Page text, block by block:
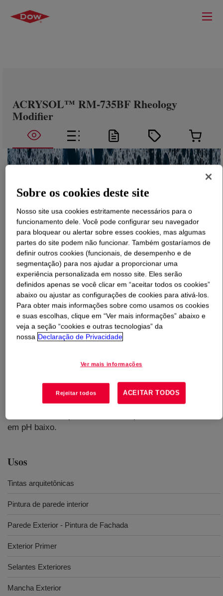
ACRYSOL™ RM-735BF Rheology
Modifier
O que éACRYSOL™ RM-735BF Rheology Modifier
Modificador de Reologia sem biocidas*, sem solventes†
com uretano de óxido de etileno hidrofobicamente
modificado (HEUR) baseado em tecnologia proprietária
para um excelente equilíbrio de propriedades. O
ACRYSOL™ RM-735BF foi projetado como um
construtor eficiente de viscosidade de cisalhamento
médio (KU) para uma variedade de produtos químicos de
cisalhamento, permitindo a redução do nível de uso do
construtor ICI na tinta. Oferece boa resistência ao
escorrimento com excelente fluxo e nivelamento,
facilitando excelentes propriedades de aplicação,
em pH baixo.
Usos
Tintas arquitetônicas
Pintura de parede interior
Parede Exterior - Pintura de Fachada
Exterior Primer
Selantes Exteriores
Mancha Exterior
Sobre os cookies deste site
Nosso site usa cookies estritamente necessários para o
funcionamento dele. Você pode configurar seu navegador
para bloquear ou alertar sobre esses cookies, mas algumas
partes do site podem não funcionar. Também gostaríamos de
definir outros cookies (funcionais, de desempenho e de
segmentação) para nos ajudar a proporcionar uma
experiência personalizada em nosso site. Eles serão
definidos apenas se você clicar em “aceitar todos os cookies”
abaixo ou ajustar as configurações de cookies para ativá-los.
Para obter mais informações sobre como usamos os cookies
e suas escolhas, clique em “Ver mais informações” abaixo e
veja a seção “cookies e outras tecnologias” da
nossa Declaração de Privacidade
Ver mais informações
Rejeitar todos ACEITAR TODOS